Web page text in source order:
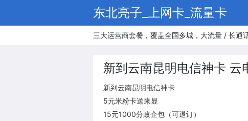
东北亮子_上网卡_流量卡
三大运营商套餐，覆盖全国多城，大流量 / 长
新到云南昆明电信神卡
新到云南昆明电信神卡
5元米粉卡送来显
15元1000分政企包（可退订）